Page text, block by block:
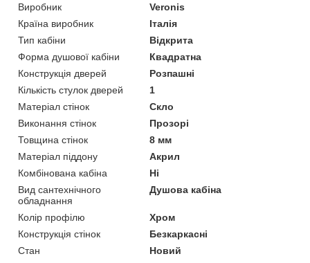
Виробник
Veronis
Країна виробник
Італія
Тип кабіни
Відкрита
Форма душової кабіни
Квадратна
Конструкція дверей
Розпашні
Кількість стулок дверей
1
Матеріал стінок
Скло
Виконання стінок
Прозорі
Товщина стінок
8 мм
Матеріал піддону
Акрил
Комбінована кабіна
Ні
Вид сантехнічного
обладнання
Душова кабіна
Колір профілю
Хром
Конструкція стінок
Безкаркасні
Стан
Новий